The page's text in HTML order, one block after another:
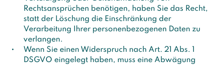
Rechtsansprüchen benötigen, haben Sie das Recht,
statt der Löschung die Einschränkung der
Verarbeitung Ihrer personenbezogenen Daten zu
verlangen.
Wenn Sie einen Widerspruch nach Art. 21 Abs. 1
DSGVO eingelegt haben, muss eine Abwägung